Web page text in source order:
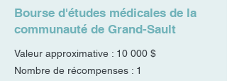
Bourse d'études médicales de la
communauté de Grand-Sault
Valeur approximative : 10 000 $
Nombre de récompenses : 1